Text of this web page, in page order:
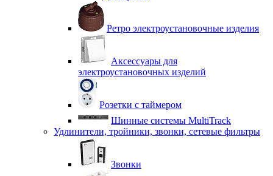
Ретро электроустановочные изделия
Аксессуары для
электроустановочных изделий
Розетки с таймером
Шинные системы MultiTrack
Удлинители, тройники, звонки, сетевые фильтры
Звонки